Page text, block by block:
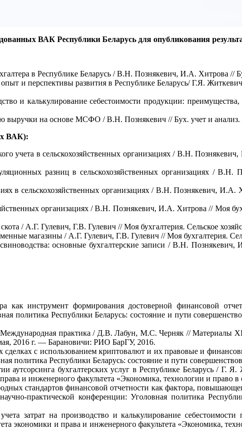
ВАК Республики Беларусь для опубликования
в Республике Беларусь / В.Н. Познякевич, И.А.
и перспективы развития в Республике Беларусь/ Г.Я.
и калькулирование себестоимости продукции:
выручки на основе МСФО / В.Н. Познякевич // Бух. учет и
ВАК):
учета в сельскохозяйственных организациях / В.Н.
разниц в сельскохозяйственных организациях /
в сельскохозяйственных организациях / В.Н. Познякевич,
организациях / В.Н. Познякевич, И.А. Хитрова //
скота / А.Г. Гулевич, Г.В. Гулевич // Моя бухгалтерия. Сельское
магазины / А.Г. Гулевич, Г.В. Гулевич // Моя бухгалтерия.
основные бухгалтерские записи / В.Н.
как инструмент формирования достоверной финансовой
политика Республики Беларусь: состояние и пути
практика / Д.В. Лабун, М.С. Черняк // Материалы
2016 г. — Барановичи: РИО БарГУ, 2016.
с использованием криптовалют и их правовые и
политика Республики Беларусь: состояние и пути
аутсорсинга бухгалтерских услуг в Республике Беларусь /
и инженерного факультета «Экономика, технологии и
стандартов финансовой отчетности как фактора,
практической конференции: Уголовная политика
затрат на производство и калькулирование
экономики и права и инженерного факультета «Экономика,